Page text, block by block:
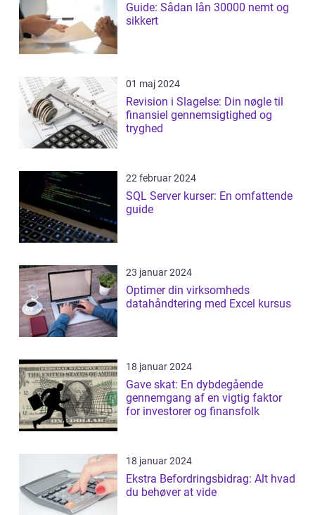
Guide: Sådan lån 30000 nemt og
sikkert
01 maj 2024
Revision i Slagelse: Din nøgle til
finansiel gennemsigtighed og
tryghed
22 februar 2024
SQL Server kurser: En omfattende
guide
23 januar 2024
Optimer din virksomheds
datahåndtering med Excel kursus
18 januar 2024
Gave skat: En dybdegående
gennemgang af en vigtig faktor
for investorer og finansfolk
18 januar 2024
Ekstra Befordringsbidrag: Alt hvad
du behøver at vide